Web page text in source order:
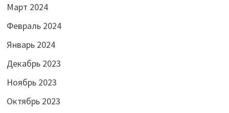
Март 2024
Февраль 2024
Январь 2024
Декабрь 2023
Ноябрь 2023
Октябрь 2023